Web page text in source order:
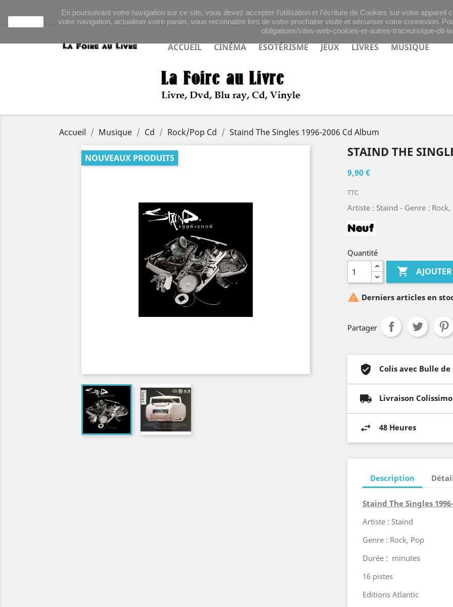
En poursuivant votre navigation sur ce site, vous devez accepter l’utilisation et l'écriture de Cookies sur votre
votre navigation, actualiser votre panier, vous reconnaitre lors de votre prochaine visite et sécuriser votre connexion.
obligations/sites-web-cookies-et-autres-traceurs/que-dit-
ACCUEIL CINÉMA ESOTÉRISME JEUX LIVRES MUSIQUE
Accueil Musique Cd Rock/Pop Cd Staind The Singles 1996-2006 Cd Album
NOUVEAUX PRODUITS STAIND THE
9,90 €
TTC
Artiste : Staind - Genre :
Quantité

 Derniers articles en
Partager
Colis avec Bulle
Livraison Colissimo
48 Heures
Description
Staind The Singles
Artiste : Staind
Genre : Rock, Pop
Durée : minutes
16 pistes
Editions Atlantic